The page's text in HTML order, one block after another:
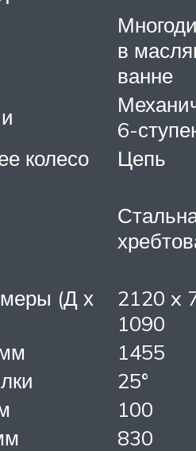
в
ванне
6-
колесо
Цепь
(Д х
2120 x
1090
1455
25°
100
830